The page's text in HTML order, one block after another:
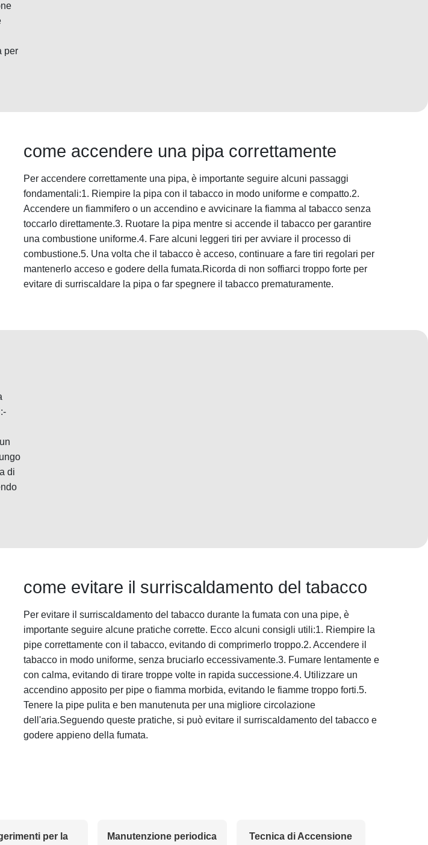
per
come accendere una pipa correttamente
Per accendere correttamente una pipa, è importante seguire alcuni passaggi
fondamentali:1. Riempire la pipa con il tabacco in modo uniforme e compatto.2.
Accendere un fiammifero o un accendino e avvicinare la fiamma al tabacco senza
toccarlo direttamente.3. Ruotare la pipa mentre si accende il tabacco per garantire
una combustione uniforme.4. Fare alcuni leggeri tiri per avviare il processo di
combustione.5. Una volta che il tabacco è acceso, continuare a fare tiri regolari per
mantenerlo acceso e godere della fumata.Ricorda di non soffiarci troppo forte per
evitare di surriscaldare la pipa o far spegnere il tabacco prematuramente.
di
come evitare il surriscaldamento del tabacco
Per evitare il surriscaldamento del tabacco durante la fumata con una pipe, è
importante seguire alcune pratiche corrette. Ecco alcuni consigli utili:1. Riempire la
pipe correttamente con il tabacco, evitando di comprimerlo troppo.2. Accendere il
tabacco in modo uniforme, senza bruciarlo eccessivamente.3. Fumare lentamente e
con calma, evitando di tirare troppe volte in rapida successione.4. Utilizzare un
accendino apposito per pipe o fiamma morbida, evitando le fiamme troppo forti.5.
Tenere la pipe pulita e ben manutenuta per una migliore circolazione
dell'aria.Seguendo queste pratiche, si può evitare il surriscaldamento del tabacco e
godere appieno della fumata.
per la
Manutenzione periodica
Tecnica di Accensione